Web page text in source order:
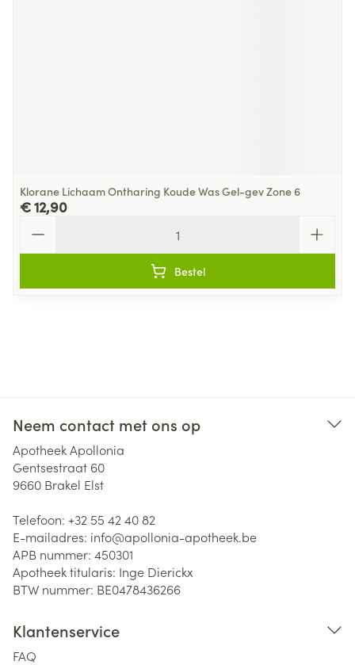
Klorane Lichaam Ontharing Koude Was Gel-gev Zone 6
€ 12,90
Bestel
Neem contact met ons op
Apotheek Apollonia
Gentsestraat 60
9660 Brakel Elst
Telefoon: +32 55 42 40 82
E-mailadres: info@apollonia-apotheek.be
APB nummer: 450301
Apotheek titularis: Inge Dierickx
BTW nummer: BE0478436266
Klantenservice
FAQ